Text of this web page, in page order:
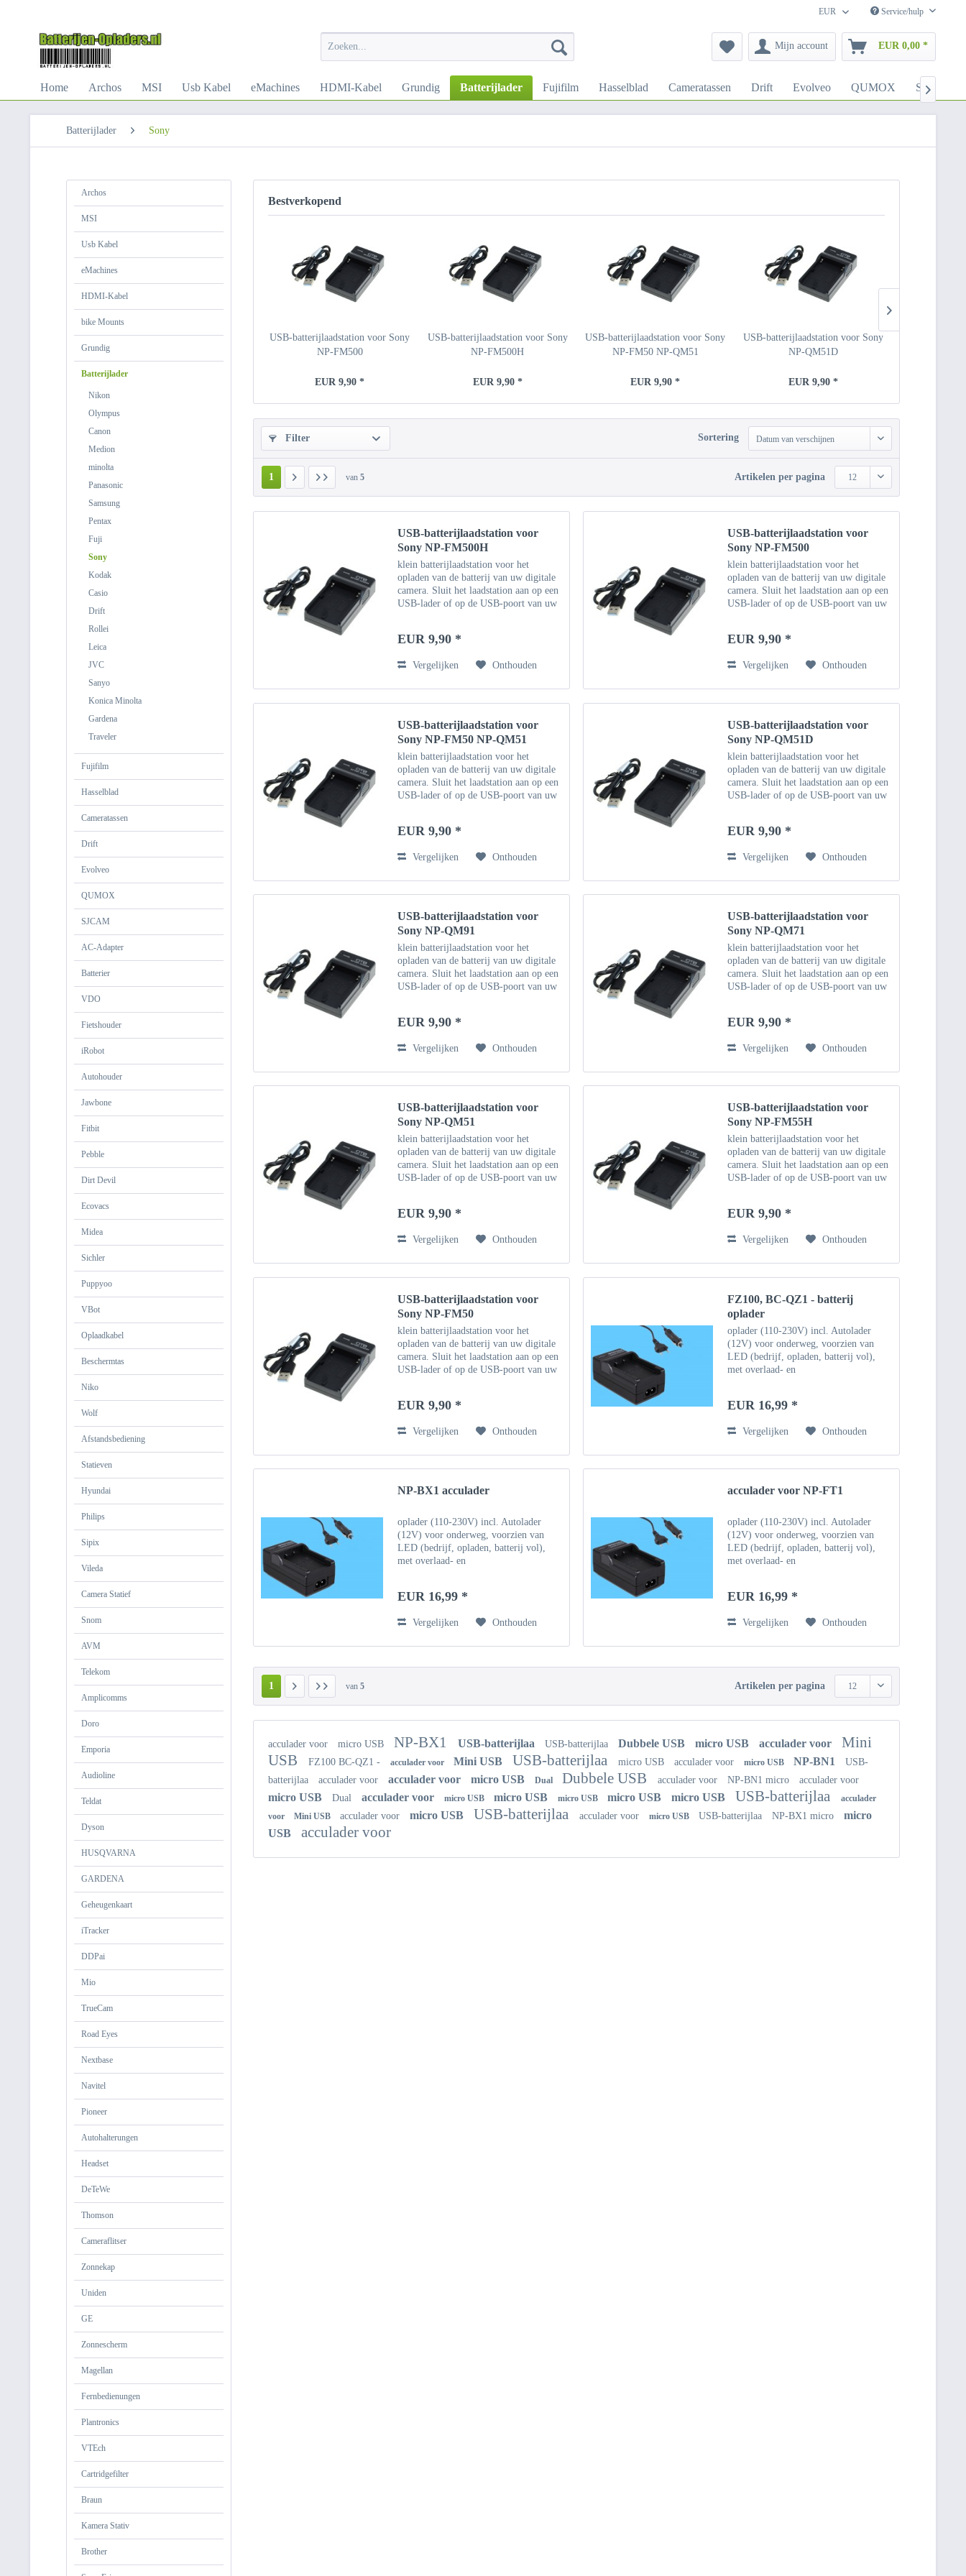
EUR Service/hulp
Mijn account EUR 0,00 *
Home Archos MSI Usb Kabel eMachines HDMI-Kabel Grundig Batterijlader Fujifilm Hasselblad Cameratassen Drift Evolveo QUMOX SJCAM

Batterijlader Sony
Archos
MSI
Usb Kabel
eMachines
HDMI-Kabel
bike Mounts
Grundig
Batterijlader
Nikon
Olympus
Canon
Medion
minolta
Panasonic
Samsung
Pentax
Fuji
Sony
Kodak
Casio
Drift
Rollei
Leica
JVC
Sanyo
Konica Minolta
Gardena
Traveler
Fujifilm
Hasselblad
Cameratassen
Drift
Evolveo
QUMOX
SJCAM
AC-Adapter
Batterier
VDO
Fietshouder
iRobot
Autohouder
Jawbone
Fitbit
Pebble
Dirt Devil
Ecovacs
Midea
Sichler
Puppyoo
VBot
Oplaadkabel
Beschermtas
Niko
Wolf
Afstandsbediening
Statieven
Hyundai
Philips
Sipix
Vileda
Camera Statief
Snom
AVM
Telekom
Amplicomms
Doro
Emporia
Audioline
Teldat
Dyson
HUSQVARNA
GARDENA
Geheugenkaart
iTracker
DDPai
Mio
TrueCam
Road Eyes
Nextbase
Navitel
Pioneer
Autohalterungen
Headset
DeTeWe
Thomson
Cameraflitser
Zonnekap
Uniden
GE
Zonnescherm
Magellan
Fernbedienungen
Plantronics
VTEch
Cartridgefilter
Braun
Kamera Stativ
Brother
Bestverkopend
USB-batterijlaadstation voor Sony
NP-FM500
EUR 9,90 *
USB-batterijlaadstation voor Sony
NP-FM500H
EUR 9,90 *
USB-batterijlaadstation voor Sony
NP-FM50 NP-QM51
EUR 9,90 *
USB-batterijlaadstation voor Sony
NP-QM51D
EUR 9,90 *
Filter Sortering Datum van verschijnen
1 van 5 Artikelen per pagina 12
USB-batterijlaadstation voor
Sony NP-FM500H
klein batterijlaadstation voor het
opladen van de batterij van uw digitale
camera. Sluit het laadstation aan op een
USB-lader of op de USB-poort van uw
gebruik een bestaande...
EUR 9,90 *
Vergelijken Onthouden
USB-batterijlaadstation voor
Sony NP-FM500
klein batterijlaadstation voor het
opladen van de batterij van uw digitale
camera. Sluit het laadstation aan op een
USB-lader of op de USB-poort van uw
gebruik een bestaande...
EUR 9,90 *
Vergelijken Onthouden
USB-batterijlaadstation voor
Sony NP-FM50 NP-QM51
klein batterijlaadstation voor het
opladen van de batterij van uw digitale
camera. Sluit het laadstation aan op een
USB-lader of op de USB-poort van uw
gebruik een bestaande...
EUR 9,90 *
Vergelijken Onthouden
USB-batterijlaadstation voor
Sony NP-QM51D
klein batterijlaadstation voor het
opladen van de batterij van uw digitale
camera. Sluit het laadstation aan op een
USB-lader of op de USB-poort van uw
gebruik een bestaande...
EUR 9,90 *
Vergelijken Onthouden
USB-batterijlaadstation voor
Sony NP-QM91
klein batterijlaadstation voor het
opladen van de batterij van uw digitale
camera. Sluit het laadstation aan op een
USB-lader of op de USB-poort van uw
gebruik een bestaande...
EUR 9,90 *
Vergelijken Onthouden
USB-batterijlaadstation voor
Sony NP-QM71
klein batterijlaadstation voor het
opladen van de batterij van uw digitale
camera. Sluit het laadstation aan op een
USB-lader of op de USB-poort van uw
gebruik een bestaande...
EUR 9,90 *
Vergelijken Onthouden
USB-batterijlaadstation voor
Sony NP-QM51
klein batterijlaadstation voor het
opladen van de batterij van uw digitale
camera. Sluit het laadstation aan op een
USB-lader of op de USB-poort van uw
gebruik een bestaande...
EUR 9,90 *
Vergelijken Onthouden
USB-batterijlaadstation voor
Sony NP-FM55H
klein batterijlaadstation voor het
opladen van de batterij van uw digitale
camera. Sluit het laadstation aan op een
USB-lader of op de USB-poort van uw
gebruik een bestaande...
EUR 9,90 *
Vergelijken Onthouden
USB-batterijlaadstation voor
Sony NP-FM50
klein batterijlaadstation voor het
opladen van de batterij van uw digitale
camera. Sluit het laadstation aan op een
USB-lader of op de USB-poort van uw
gebruik een bestaande...
EUR 9,90 *
Vergelijken Onthouden
FZ100, BC-QZ1 - batterij
oplader
oplader (110-230V) incl. Autolader
(12V) voor onderweg, voorzien van
LED (bedrijf, opladen, batterij vol),
met overlaad- en
Opladen van de batterij via 12V /...
EUR 16,99 *
Vergelijken Onthouden
NP-BX1 acculader
oplader (110-230V) incl. Autolader
(12V) voor onderweg, voorzien van
LED (bedrijf, opladen, batterij vol),
met overlaad- en
Opladen van de batterij via 12V /...
EUR 16,99 *
Vergelijken Onthouden
acculader voor NP-FT1
oplader (110-230V) incl. Autolader
(12V) voor onderweg, voorzien van
LED (bedrijf, opladen, batterij vol),
met overlaad- en
Opladen van de batterij via 12V /...
EUR 16,99 *
Vergelijken Onthouden
1 van 5 Artikelen per pagina 12
acculader voor micro USB NP-BX1 USB-batterijlaa USB-batterijlaa Dubbele USB micro USB acculader voor
Mini
USB
FZ100 BC-QZ1 - acculader voor Mini USB USB-batterijlaa micro USB acculader voor micro USB NP-BN1
USB-
batterijlaa
acculader voor acculader voor micro USB Dual Dubbele USB acculader voor NP-BN1 micro acculader voor
micro USB Dual acculader voor micro USB micro USB micro USB micro USB micro USB USB-batterijlaa
acculader
voor
Mini USB acculader voor micro USB USB-batterijlaa acculader voor micro USB USB-batterijlaa NP-BX1 micro
micro
USB
acculader voor